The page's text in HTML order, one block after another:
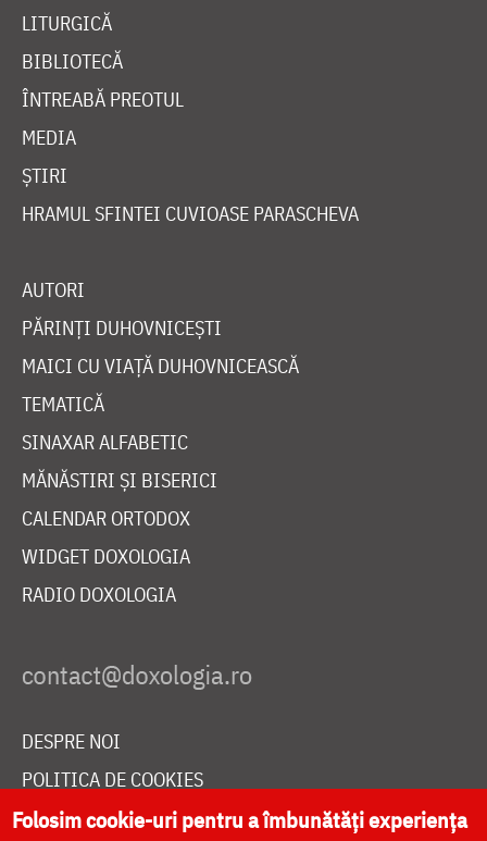
LITURGICĂ
BIBLIOTECĂ
ÎNTREABĂ PREOTUL
MEDIA
ȘTIRI
HRAMUL SFINTEI CUVIOASE PARASCHEVA
AUTORI
PĂRINȚI DUHOVNICEȘTI
MAICI CU VIAȚĂ DUHOVNICEASCĂ
TEMATICĂ
SINAXAR ALFABETIC
MĂNĂSTIRI ȘI BISERICI
CALENDAR ORTODOX
WIDGET DOXOLOGIA
RADIO DOXOLOGIA
DESPRE NOI
POLITICA DE COOKIES
DONEAZĂ ONLINE PENTRU CATEDRALA NAȚIONALĂ
Folosim cookie-uri pentru a îmbunătăți experiența